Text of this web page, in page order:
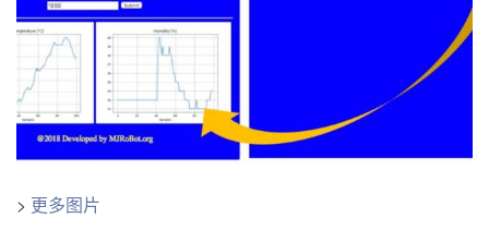
> 更多图片